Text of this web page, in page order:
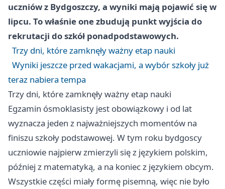
uczniów z Bydgoszczy, a wyniki mają pojawić się w
lipcu. To właśnie one zbudują punkt wyjścia do
rekrutacji do szkół ponadpodstawowych.
Trzy dni, które zamknęły ważny etap nauki
Wyniki jeszcze przed wakacjami, a wybór szkoły już
teraz nabiera tempa
Trzy dni, które zamknęły ważny etap nauki
Egzamin ósmoklasisty jest obowiązkowy i od lat
wyznacza jeden z najważniejszych momentów na
finiszu szkoły podstawowej. W tym roku bydgoscy
uczniowie najpierw zmierzyli się z językiem polskim,
później z matematyką, a na koniec z językiem obcym.
Wszystkie części miały formę pisemną, więc nie było